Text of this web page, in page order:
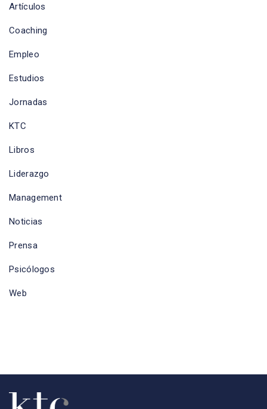
Artículos
Coaching
Empleo
Estudios
Jornadas
KTC
Libros
Liderazgo
Management
Noticias
Prensa
Psicólogos
Web